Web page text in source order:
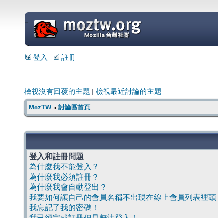
=
登入 註冊
檢視沒有回覆的主題 檢視最近討論的主題
MozTW» 討論區首頁
登入和註冊問題
為什麼我不能登入？
為什麼我必須註冊？
為什麼我會自動登出？
我要如何讓自己的會員名稱不出現在線上會員列表裡頭
我忘記了我的密碼！